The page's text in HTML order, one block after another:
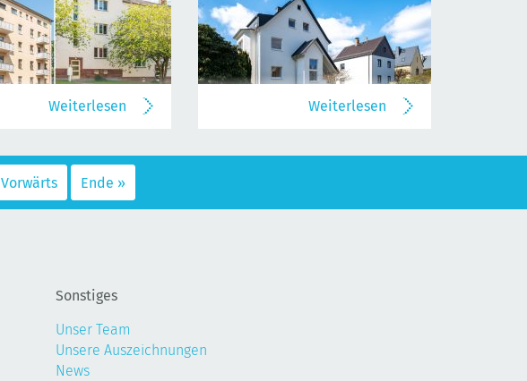
Weiterlesen Weiterlesen
Vorwärts Ende »
Sonstiges
Unser Team
Unsere Auszeichnungen
News